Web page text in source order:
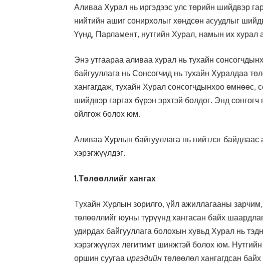
Аливаа Хурал нь иргэдээс улс төрийн шийдвэр
нийтийн ашиг сонирхолыг хөндсөн acyудлыг
Yүнд, Парламент, нутгийн Хурал, намын их хурал
Энэ утгаараа аливаа хурал нь тухайн
байгууллага нь Сонсогчид нь тухайн Хуралдаа
хангагдаж, тухайн Хурал сонсогчдынхоо өмнөөс,
шийдвэр гаргах бүрэн эрхтэй болдог. Энд сонгогч
ойлгож болох юм.
Аливаа Хурлын байгууллага нь нийтлэг байдлаас
хэрэгжүүлдэг.
1.Төлөөллийг хангах
Tухайн Хурлын зорилго, үйл ажиллагааны зарчим,
төлөөллийг юуны түрүүнд хангасан байх
удирдах байгууллага болохын хувьд Хурал нь
хэрэгжүүлэх легитимт шинжтэй болох юм.
оршин суугаа иргэдийн төлөөлөл хангагдсан